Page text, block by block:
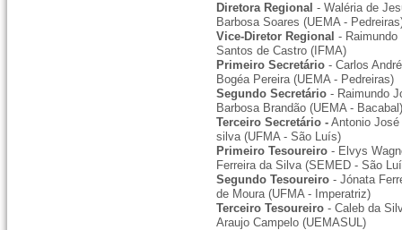
Diretora Regional - Waléria de
Barbosa Soares (UEMA -
Vice-Diretor Regional - Raimundo
Santos de Castro (IFMA)
Primeiro Secretário - Carlos André
Bogéa Pereira (UEMA - Pedreiras)
Segundo Secretário - Raimundo
Barbosa Brandão (UEMA -
Terceiro Secretário - Antonio José
silva (UFMA - São Luís)
Primeiro Tesoureiro - Elvys
Ferreira da Silva (SEMED - São
Segundo Tesoureiro - Jónata
de Moura (UFMA - Imperatriz)
Terceiro Tesoureiro- Caleb da
Araujo Campelo (UEMASUL)